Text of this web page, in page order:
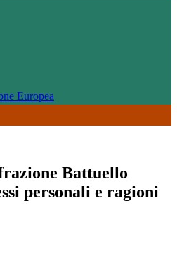
Europea
Battuello
personali e ragioni